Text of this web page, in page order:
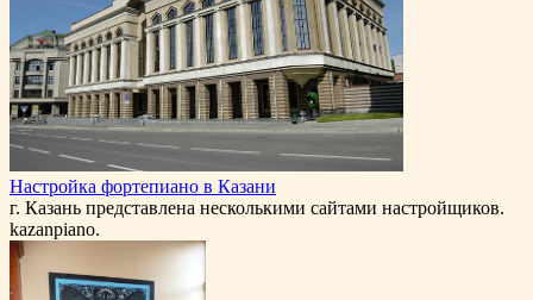
Настройка фортепиано в Казани
г. Казань представлена несколькими сайтами настройщиков.
kazanpiano.